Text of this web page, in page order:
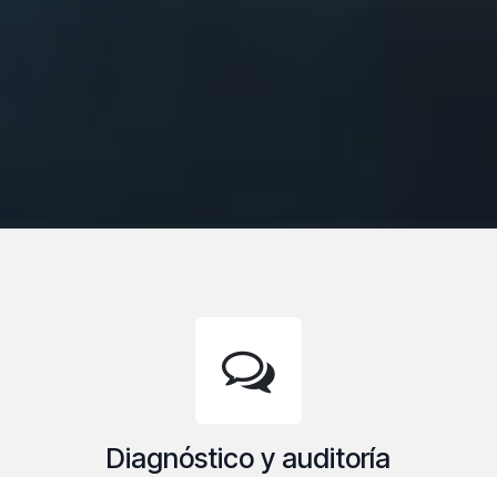
Diagnóstico y auditoría